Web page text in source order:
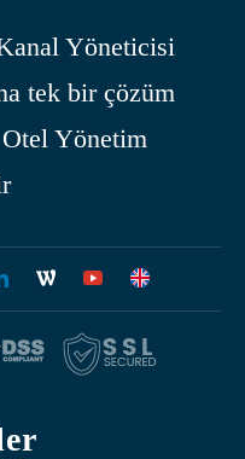
Yöneticisi
tek bir çözüm
Yönetim